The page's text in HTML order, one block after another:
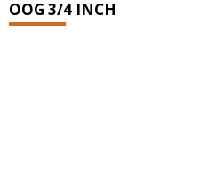
OOG 3/4 INCH